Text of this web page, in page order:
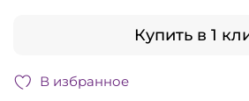
Купить в 1
В избранное